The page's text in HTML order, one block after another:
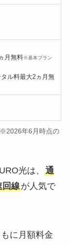
月無料※基本プラン
ル料最大2ヵ月無
年6月時点の
光は、 通
回線が人気で
に月額料金